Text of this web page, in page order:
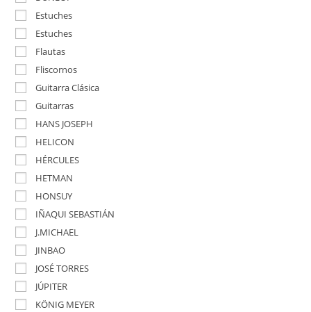
Estuches
Estuches
Flautas
Fliscornos
Guitarra Clásica
Guitarras
HANS JOSEPH
HELICON
HÉRCULES
HETMAN
HONSUY
IÑAQUI SEBASTIÁN
J.MICHAEL
JINBAO
JOSÉ TORRES
JÚPITER
KÖNIG MEYER